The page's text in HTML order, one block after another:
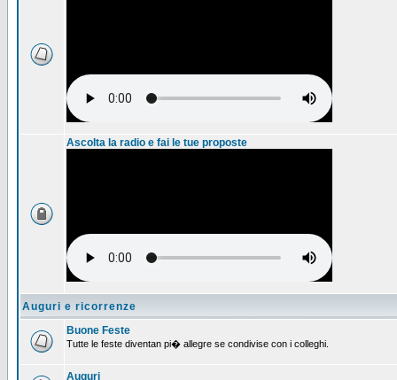
Ascolta la radio e fai le tue proposte
Auguri e ricorrenze
Buone Feste
Tutte le feste diventan pi� allegre se condivise con i colleghi.
Auguri